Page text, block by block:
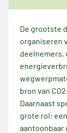
De grootste
organiseren
deelnemers,
bron van
Daarnaast
grote rol:
aantoonbaar